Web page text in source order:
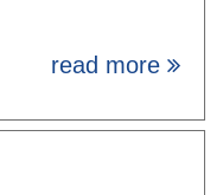
read more